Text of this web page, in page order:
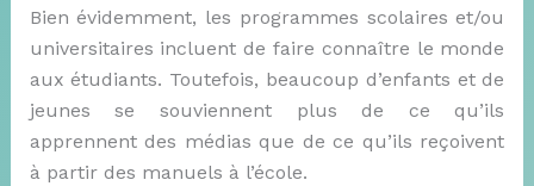
Bien évidemment, les programmes scolaires et/ou
universitaires incluent de faire connaître le monde
aux étudiants. Toutefois, beaucoup d’enfants et de
jeunes se souviennent plus de ce qu’ils
apprennent des médias que de ce qu’ils reçoivent
à partir des manuels à l’école.